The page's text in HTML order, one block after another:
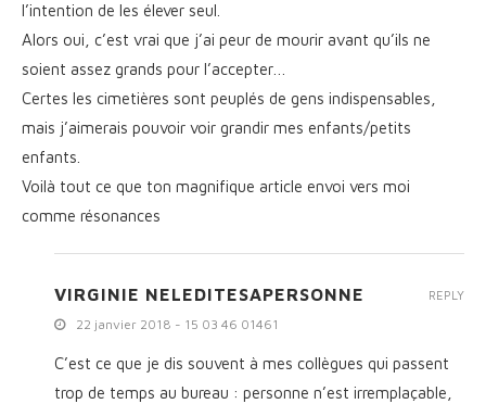
l’intention de les élever seul.
Alors oui, c’est vrai que j’ai peur de mourir avant qu’ils ne
soient assez grands pour l’accepter…
Certes les cimetières sont peuplés de gens indispensables,
mais j’aimerais pouvoir voir grandir mes enfants/petits
enfants.
Voilà tout ce que ton magnifique article envoi vers moi
comme résonances
VIRGINIE NELEDITESAPERSONNE
22 janvier 2018 - 15 03 46 01461
C’est ce que je dis souvent à mes collègues qui passent
trop de temps au bureau : personne n’est irremplaçable,
REPLY